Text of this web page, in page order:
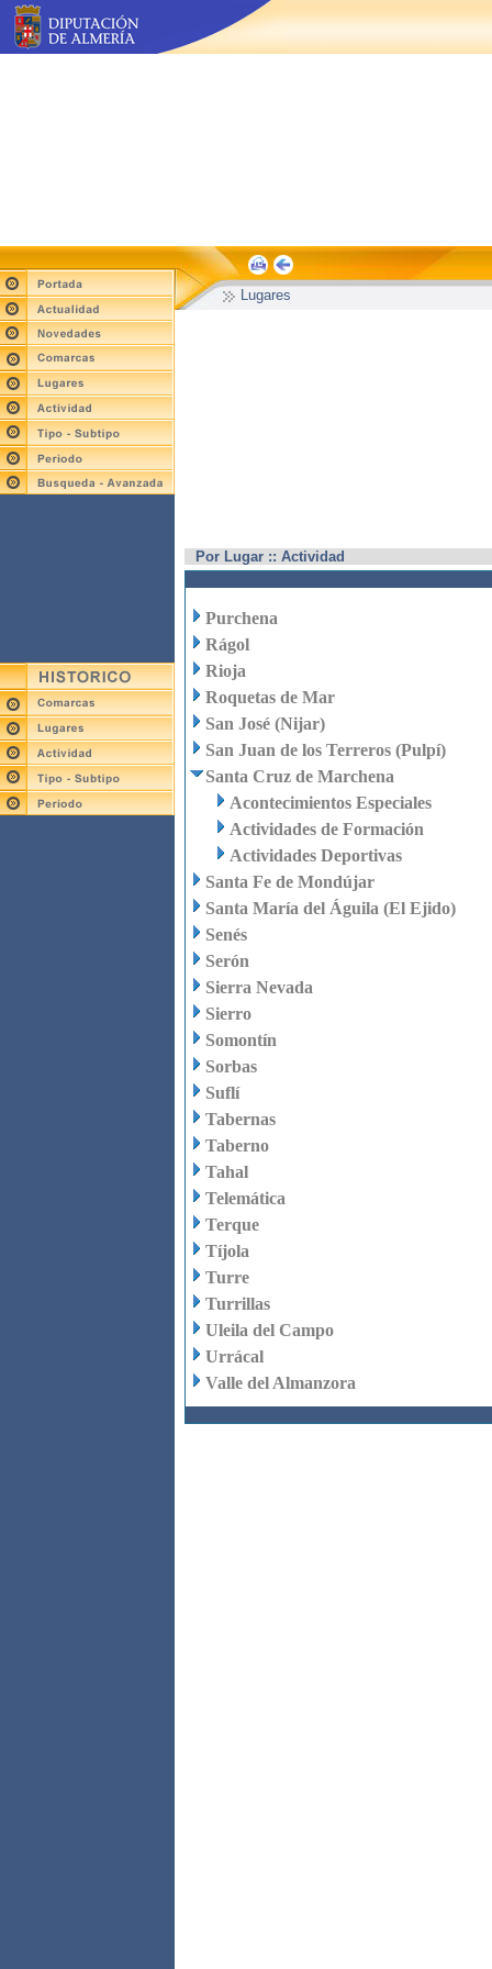
Lugares
Por Lugar :: Actividad
Purchena
Rágol
Rioja
Roquetas de Mar
San José (Nijar)
San Juan de los Terreros (Pulpí)
Santa Cruz de Marchena
Acontecimientos Especiales
Actividades de Formación
Actividades Deportivas
Santa Fe de Mondújar
Santa María del Águila (El Ejido)
Senés
Serón
Sierra Nevada
Sierro
Somontín
Sorbas
Suflí
Tabernas
Taberno
Tahal
Telemática
Terque
Tíjola
Turre
Turrillas
Uleila del Campo
Urrácal
Valle del Almanzora